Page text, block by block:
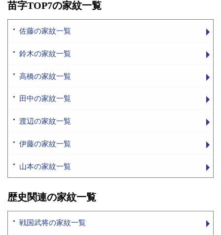
苗字TOP7の家紋一覧
佐藤の家紋一覧
鈴木の家紋一覧
高橋の家紋一覧
田中の家紋一覧
渡辺の家紋一覧
伊藤の家紋一覧
山本の家紋一覧
歴史関連の家紋一覧
戦国武将の家紋一覧